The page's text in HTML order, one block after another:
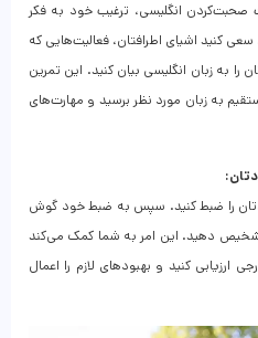
صحبت‌کردن انگلیسی، ترغیب خود به فکر
کنید اشیای اطرافتان، فعالیت‌هایی که
را به زبان انگلیسی بیان کنید. این تمرین
به زبان مورد نظر برسید و مهارت‌های
را ضبط کنید. سپس به ضبط خود گوش
تشخیص دهید. این امر به شما کمک می‌کند
ارزیابی کنید و بهبودهای لازم را اعمال